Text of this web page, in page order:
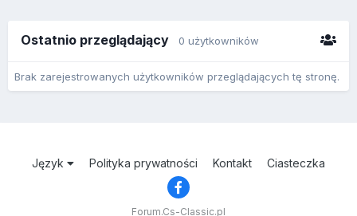
Ostatnio przeglądający 0 użytkowników
Brak zarejestrowanych użytkowników przeglądających tę stronę.
Język Polityka prywatności Kontakt Ciasteczka
Forum.Cs-Classic.pl